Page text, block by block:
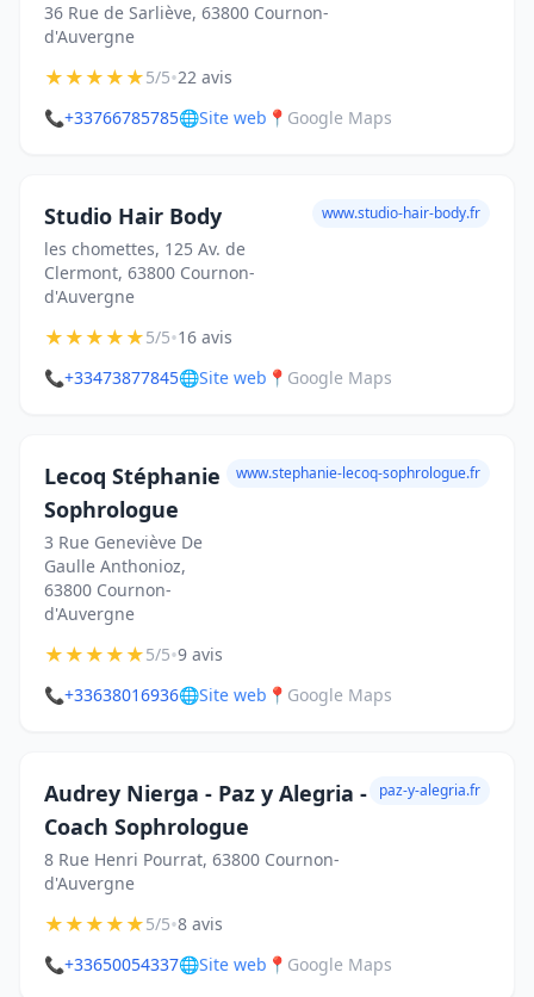
36 Rue de Sarliève, 63800 Cournon-
d'Auvergne
★★★★★5/5•22 avis
📞+33766785785🌐Site web 📍 Google Maps
Studio Hair Body
les chomettes, 125 Av. de
Clermont, 63800 Cournon-
d'Auvergne
www.studio-hair-body.fr
★★★★★5/5•16 avis
📞+33473877845🌐Site web 📍 Google Maps
Lecoq Stéphanie
Sophrologue
3 Rue Geneviève De
Gaulle Anthonioz,
63800 Cournon-
d'Auvergne
www.stephanie-lecoq-sophrologue.fr
★★★★★5/5•9 avis
📞+33638016936🌐Site web 📍 Google Maps
Audrey Nierga - Paz y Alegria -
Coach Sophrologue
8 Rue Henri Pourrat, 63800 Cournon-
d'Auvergne
paz-y-alegria.fr
★★★★★5/5•8 avis
📞+33650054337🌐Site web 📍 Google Maps